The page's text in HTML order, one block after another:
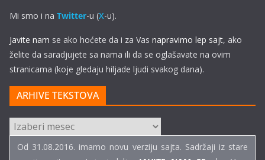
Mi smo i na Twitter-u (X-u).
Javite nam se ako hoćete da i za Vas napravimo lep sajt, ako
želite da saradjujete sa nama ili da se oglašavate na ovim
stranicama (koje gledaju hiljade ljudi svakog dana).
ARHIVE TEKSTOVA
ARHIVE
TEKSTOVA
Od 31.08.2016. imamo novu verziju sajta. Sadržaji iz stare